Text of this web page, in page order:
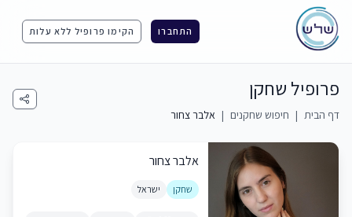
התחברו הקימו פרופיל ללא עלות
פרופיל שחקן
דף הבית | חיפוש שחקנים | אלבר צחור
אלבר צחור
שחקן ישראל